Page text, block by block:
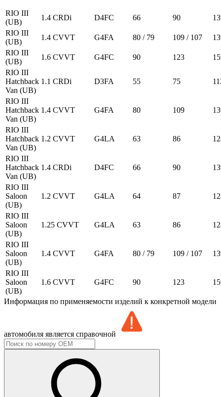
RIO III
(UB)
1.4 CRDi D4FC 66 90
RIO III
(UB)
1.4 CVVT G4FA 80 / 79 109 / 107
RIO III
(UB)
1.6 CVVT G4FC 90 123
RIO III
Hatchback
Van (UB)
1.1 CRDi D3FA 55 75
RIO III
Hatchback
Van (UB)
1.4 CVVT G4FA 80 109
RIO III
Hatchback
Van (UB)
1.2 CVVT G4LA 63 86
RIO III
Hatchback
Van (UB)
1.4 CRDi D4FC 66 90
RIO III
Saloon
(UB)
1.2 CVVT G4LA 64 87
RIO III
Saloon
(UB)
1.25 CVVT G4LA 63 86
RIO III
Saloon
(UB)
1.4 CVVT G4FA 80 / 79 109 / 107
RIO III
Saloon
(UB)
1.6 CVVT G4FC 90 123
Информация по применяемости изделий к конкретной модели
автомобиля является справочной